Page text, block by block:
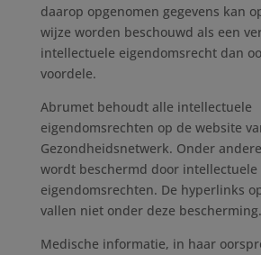
daarop opgenomen gegevens kan
wijze worden beschouwd als een
intellectuele eigendomsrecht dan
voordele.
Abrumet behoudt alle intellectuele
eigendomsrechten op de website
Gezondheidsnetwerk. Onder
wordt beschermd door intellectuele
eigendomsrechten. De hyperlinks
vallen niet onder deze bescherming.
Medische informatie, in haar